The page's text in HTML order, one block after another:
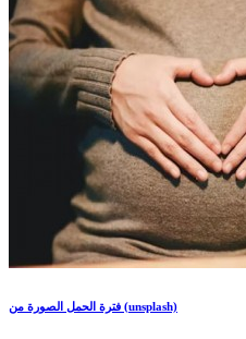
فترة الحمل الصورة من (unsplash)